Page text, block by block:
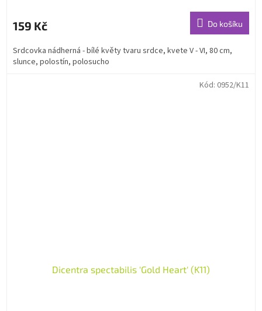
159 Kč Do košíku
Srdcovka nádherná - bílé květy tvaru srdce, kvete V - VI, 80 cm,
slunce, polostín, polosucho
Dicentra spectabilis 'Gold Heart' (K11)
Kód: 0952/K11